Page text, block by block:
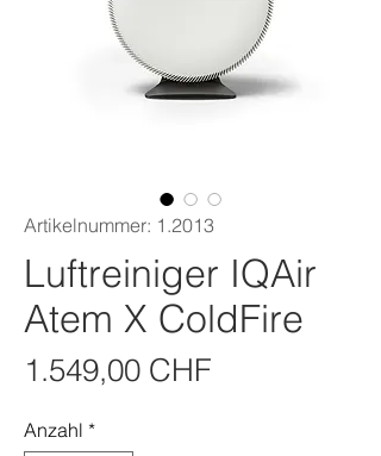
Artikelnummer: 1.2013
Luftreiniger IQAir
Atem X ColdFire
1.549,00 CHFPreis
Anzahl *